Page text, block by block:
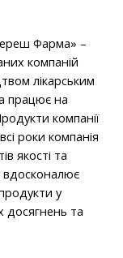
Фарма» –
компаній
лікарським
працює на
компанії
роки компанія
якості та
вдосконалює
у
досягнень та